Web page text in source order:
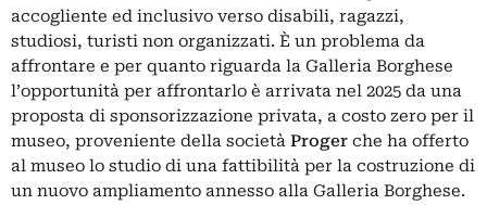
accogliente ed inclusivo verso disabili, ragazzi,
studiosi, turisti non organizzati. È un problema da
affrontare e per quanto riguarda la Galleria Borghese
l’opportunità per affrontarlo è arrivata nel 2025 da una
proposta di sponsorizzazione privata, a costo zero per il
museo, proveniente della società Proger che ha offerto
al museo lo studio di una fattibilità per la costruzione di
un nuovo ampliamento annesso alla Galleria Borghese.